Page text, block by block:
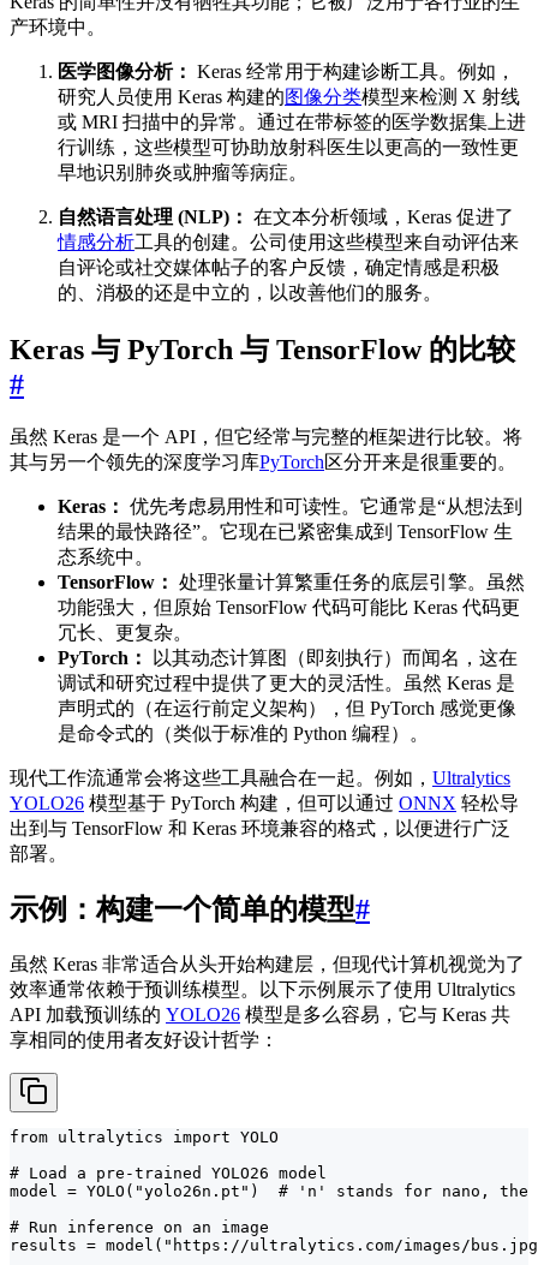
产环境中。
医学图像分析： Keras 经常用于构建诊断工具。例如，
研究人员使用 Keras 构建的图像分类模型来检测 X 射线
或 MRI 扫描中的异常。通过在带标签的医学数据集上进
行训练，这些模型可协助放射科医生以更高的一致性更
早地识别肺炎或肿瘤等病症。
自然语言处理 (NLP)： 在文本分析领域，Keras 促进了
情感分析工具的创建。公司使用这些模型来自动评估来
自评论或社交媒体帖子的客户反馈，确定情感是积极
的、消极的还是中立的，以改善他们的服务。
Keras 与 PyTorch 与 TensorFlow 的比较
#
虽然 Keras 是一个 API，但它经常与完整的框架进行比较。将
其与另一个领先的深度学习库PyTorch区分开来是很重要的。
Keras： 优先考虑易用性和可读性。它通常是“从想法到
结果的最快路径”。它现在已紧密集成到 TensorFlow 生
态系统中。
TensorFlow： 处理张量计算繁重任务的底层引擎。虽然
功能强大，但原始 TensorFlow 代码可能比 Keras 代码更
冗长、更复杂。
PyTorch：
以其动态计算图（即刻执行）而闻名，这在
调试和研究过程中提供了更大的灵活性。虽然 Keras 是
声明式的（在运行前定义架构），但 PyTorch 感觉更像
是命令式的（类似于标准的 Python 编程）。
现代工作流通常会将这些工具融合在一起。例如， Ultralytics
YOLO26 模型基于 PyTorch 构建，但可以通过 ONNX 轻松导
出到与 TensorFlow 和 Keras 环境兼容的格式，以便进行广泛
部署。
示例：构建一个简单的模型#
虽然 Keras 非常适合从头开始构建层，但现代计算机视觉为了
效率通常依赖于预训练模型。以下示例展示了使用 Ultralytics
API 加载预训练的 YOLO26 模型是多么容易，它与 Keras 共
享相同的使用者友好设计哲学：
from ultralytics import YOLO
# Load a pre-trained YOLO26 model
model = YOLO("yolo26n.pt")  # 'n' stands for nano,
# Run inference on an image
results = model("https://ultralytics.com/images/